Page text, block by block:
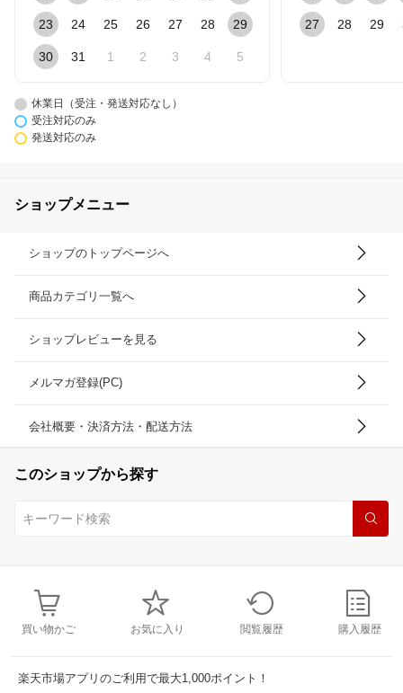
23 24 25 26 27 28 29
30 31 1 2 3 4 5
27 28 29
休業日（受注・発送対応なし）
受注対応のみ
発送対応のみ
ショップメニュー
ショップのトップページへ
商品カテゴリ一覧へ
ショップレビューを見る
メルマガ登録(PC)
会社概要・決済方法・配送方法
このショップから探す
買い物かご お気に入り 閲覧履歴 購入履歴
楽天市場アプリのご利用で最大1,000ポイント！